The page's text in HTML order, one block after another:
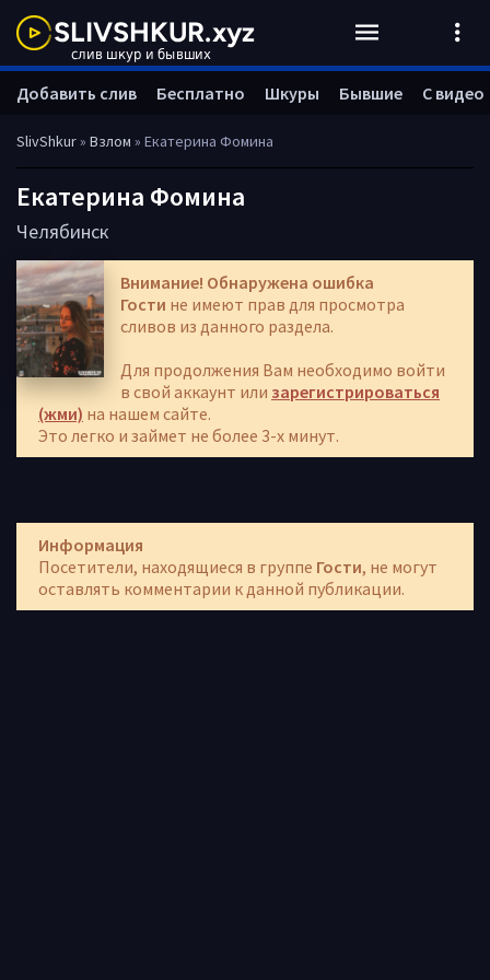
SlivShkur» Взлом » Екатерина Фомина
Екатерина Фомина
Челябинск
Внимание! Обнаружена ошибка
Гости не имеют прав для просмотра
сливов из данного раздела.
Для продолжения Вам необходимо войти
в свой аккаунт или зарегистрироваться
(жми) на нашем сайте.
Это легко и займет не более 3-х минут.
Информация
Посетители, находящиеся в группе Гости, не могут
оставлять комментарии к данной публикации.
Добавить слив Бесплатно Шкуры Бывшие С видео